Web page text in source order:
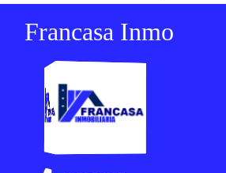
Francasa Inmo